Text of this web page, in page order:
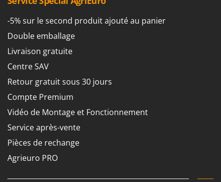
-5% sur le second produit ajouté au panier
Double emballage
Livraison gratuite
Centre SAV
Retour gratuit sous 30 jours
Compte Premium
Vidéo de Montage et Fonctionnement
Service après-vente
Pièces de rechange
Agrieuro PRO